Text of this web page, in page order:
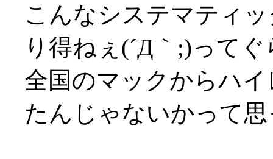
こんなシステマティ
り得ねぇ(´Д｀;)って
全国のマックからハ
たんじゃないかって